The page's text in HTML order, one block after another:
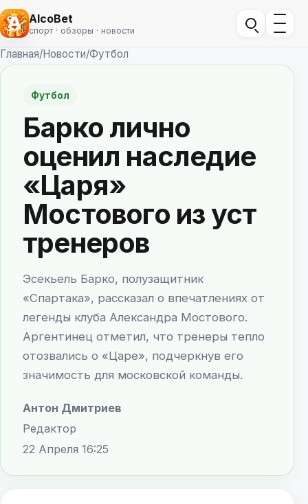
AlcoBet
спорт · обзоры · новости
Главная/Новости/Футбол
Футбол
Барко лично
оценил наследие
«Царя»
Мостового из уст
тренеров
Эсекьель Барко, полузащитник
«Спартака», рассказал о впечатлениях от
легенды клуба Александра Мостового.
Аргентинец отметил, что тренеры тепло
отозвались о «Царе», подчеркнув его
значимость для московской команды.
Антон Дмитриев
Редактор
22 Апреля 16:25